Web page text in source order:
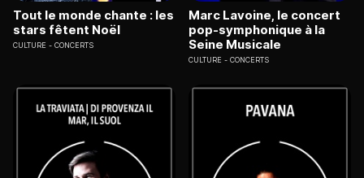
Tout le monde chante : les
stars fêtent Noël
CULTURE CONCERTS
Marc Lavoine, le concert
pop-symphonique à la
Seine Musicale
CULTURE CONCERTS